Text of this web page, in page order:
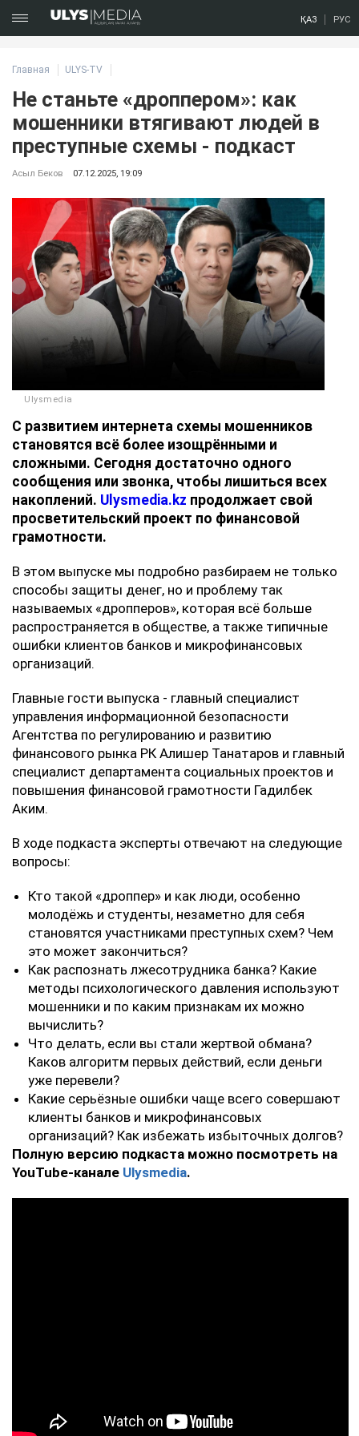
ҚАЗ РУС
Главная ULYS-TV
Не станьте «дроппером»: как
мошенники втягивают людей в
преступные схемы - подкаст
Асыл Беков 07.12.2025, 19:09
Ulysmedia
С развитием интернета схемы мошенников
становятся всё более изощрёнными и
сложными. Сегодня достаточно одного
сообщения или звонка, чтобы лишиться всех
накоплений. Ulysmedia.kz продолжает свой
просветительский проект по финансовой
грамотности.
В этом выпуске мы подробно разбираем не только
способы защиты денег, но и проблему так
называемых «дропперов», которая всё больше
распространяется в обществе, а также типичные
ошибки клиентов банков и микрофинансовых
организаций.
Главные гости выпуска - главный специалист
управления информационной безопасности
Агентства по регулированию и развитию
финансового рынка РК Алишер Танатаров и главный
специалист департамента социальных проектов и
повышения финансовой грамотности Гадилбек
Аким.
В ходе подкаста эксперты отвечают на следующие
вопросы:
Кто такой «дроппер» и как люди, особенно
молодёжь и студенты, незаметно для себя
становятся участниками преступных схем? Чем
это может закончиться?
Как распознать лжесотрудника банка? Какие
методы психологического давления используют
мошенники и по каким признакам их можно
вычислить?
Что делать, если вы стали жертвой обмана?
Каков алгоритм первых действий, если деньги
уже перевели?
Какие серьёзные ошибки чаще всего совершают
клиенты банков и микрофинансовых
организаций? Как избежать избыточных долгов?
Полную версию подкаста можно посмотреть на
YouTube-канале Ulysmedia.